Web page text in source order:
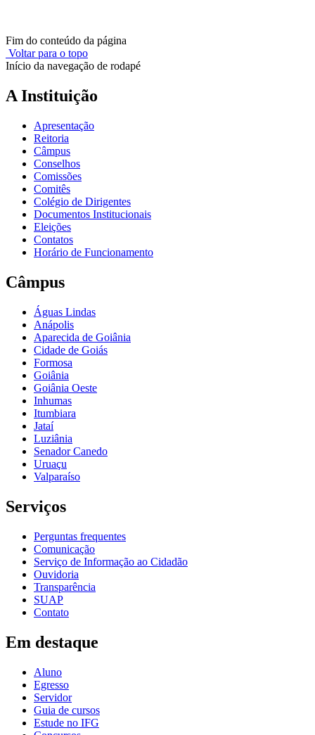
Fim do conteúdo da página
Voltar para o topo
Início da navegação de rodapé
A Instituição
Apresentação
Reitoria
Câmpus
Conselhos
Comissões
Comitês
Colégio de Dirigentes
Documentos Institucionais
Eleições
Contatos
Horário de Funcionamento
Câmpus
Águas Lindas
Anápolis
Aparecida de Goiânia
Cidade de Goiás
Formosa
Goiânia
Goiânia Oeste
Inhumas
Itumbiara
Jataí
Luziânia
Senador Canedo
Uruaçu
Valparaíso
Serviços
Perguntas frequentes
Comunicação
Serviço de Informação ao Cidadão
Ouvidoria
Transparência
SUAP
Contato
Em destaque
Aluno
Egresso
Servidor
Guia de cursos
Estude no IFG